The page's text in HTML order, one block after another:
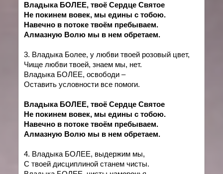
Владыка БОЛЕЕ, твоё Сердце Святое
Не покинем вовек, мы едины с тобою.
Навечно в потоке твоём пребываем.
Алмазную Волю мы в нем обретаем.
3. Владыка Более, у любви твоей розовый цвет,
Чище любви твоей, знаем мы, нет.
Владыка БОЛЕЕ, освободи –
Оставить условности все помоги.
Владыка БОЛЕЕ, твоё Сердце Святое
Не покинем вовек, мы едины с тобою.
Навечно в потоке твоём пребываем.
Алмазную Волю мы в нем обретаем.
4. Владыка БОЛЕЕ, выдержим мы,
С твоей дисциплиной станем чисты.